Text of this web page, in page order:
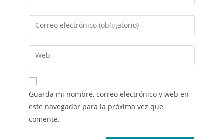
Guarda mi nombre, correo electrónico y web en
este navegador para la próxima vez que
comente.